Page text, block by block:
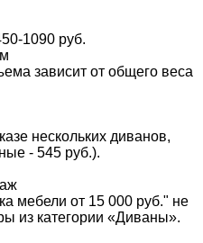
1090 руб.
зависит от общего веса
нескольких диванов,
- 545 руб.).
мебели от 15 000 руб." не
из категории «Диваны».